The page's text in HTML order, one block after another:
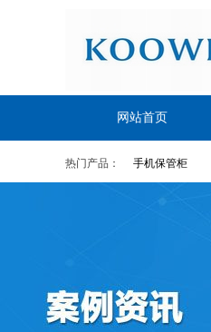
网站首页
热门产品： 手机保管柜